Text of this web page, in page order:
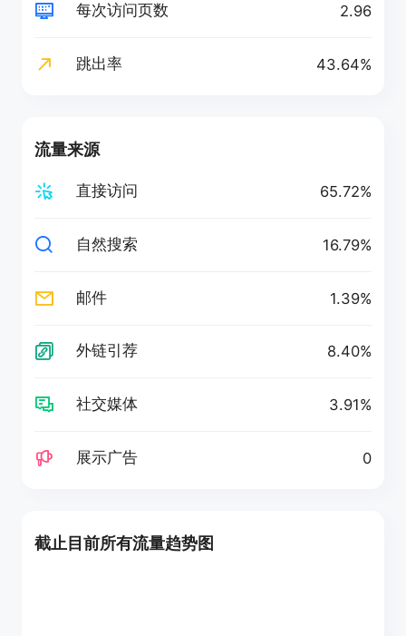
每次访问页数 2.96
跳出率 43.64%
流量来源
直接访问 65.72%
自然搜索 16.79%
邮件 1.39%
外链引荐 8.40%
社交媒体 3.91%
展示广告 0
截止目前所有流量趋势图